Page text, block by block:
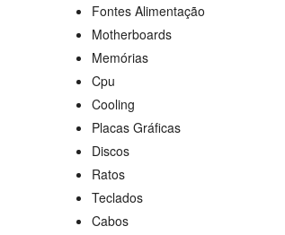
Fontes Alimentação
Motherboards
Memórias
Cpu
Cooling
Placas Gráficas
Discos
Ratos
Teclados
Cabos